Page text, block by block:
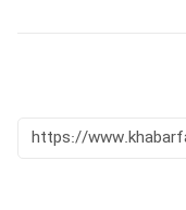
https://